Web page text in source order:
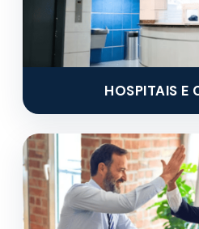
HOSPITAIS E